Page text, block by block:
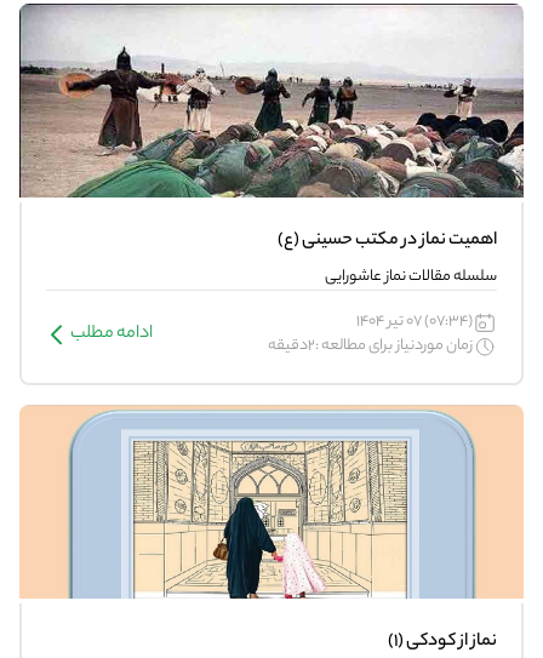
اهمیت نماز در مکتب حسینی (ع)
سلسله مقالات نماز عاشورایی
(07:34) 07 تیر 1404
زمان موردنیاز برای مطالعه :2دقیقه
ادامه مطلب
نماز از کودکی (1)